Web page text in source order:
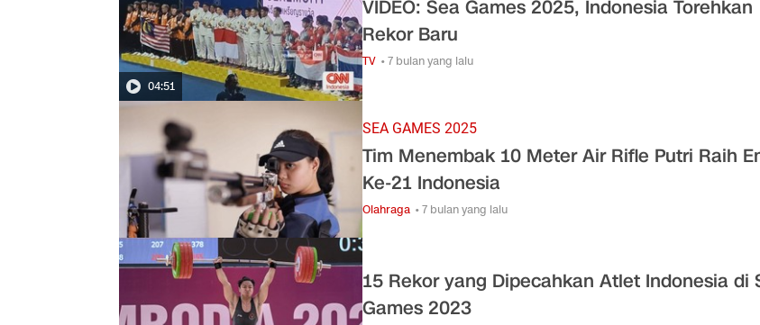
04:51
VIDEO: Sea Games 2025, Indonesia Torehkan
Rekor Baru
TV • 7 bulan yang lalu
SEA GAMES 2025
Tim Menembak 10 Meter Air Rifle Putri Raih
Ke-21 Indonesia
Olahraga • 7 bulan yang lalu
15 Rekor yang Dipecahkan Atlet Indonesia di
Games 2023